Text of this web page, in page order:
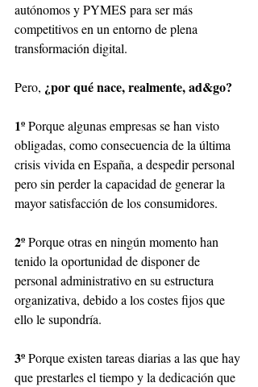
autónomos y PYMES para ser más
competitivos en un entorno de plena
transformación digital.
Pero, ¿por qué nace, realmente, ad&go?
1º Porque algunas empresas se han visto
obligadas, como consecuencia de la última
crisis vivida en España, a despedir personal
pero sin perder la capacidad de generar la
mayor satisfacción de los consumidores.
2º Porque otras en ningún momento han
tenido la oportunidad de disponer de
personal administrativo en su estructura
organizativa, debido a los costes fijos que
ello le supondría.
3º Porque existen tareas diarias a las que hay
que prestarles el tiempo y la dedicación que